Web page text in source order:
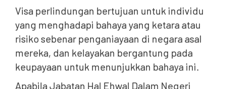
Visa perlindungan bertujuan untuk individu
yang menghadapi bahaya yang ketara atau
risiko sebenar penganiayaan di negara asal
mereka, dan kelayakan bergantung pada
keupayaan untuk menunjukkan bahaya ini.
Apabila Jabatan Hal Ehwal Dalam Negeri